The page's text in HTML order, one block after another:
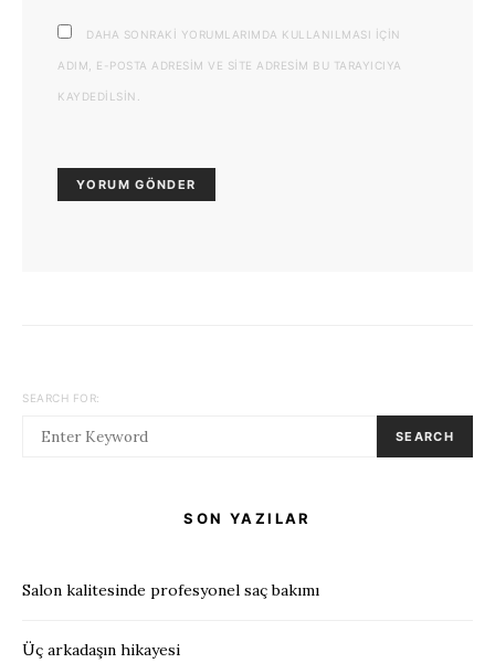
DAHA SONRAKI YORUMLARIMDA KULLANILMASI IÇIN
ADIM, E-POSTA ADRESIM VE SITE ADRESIM BU TARAYICIYA
KAYDEDILSIN.
SEARCH FOR:
SEARCH
SON YAZILAR
Salon kalitesinde profesyonel saç bakımı
Üç arkadaşın hikayesi